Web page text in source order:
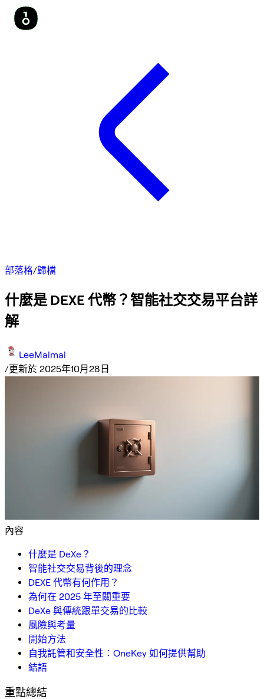
部落格/歸檔
什麼是 DEXE 代幣？智能社交交易平台詳
解
LeeMaimai
/更新於 2025年10月28日
內容
什麼是 DeXe？
智能社交交易背後的理念
DEXE 代幣有何作用？
為何在 2025 年至關重要
DeXe 與傳統跟單交易的比較
風險與考量
開始方法
自我託管和安全性：OneKey 如何提供幫助
結語
重點總結